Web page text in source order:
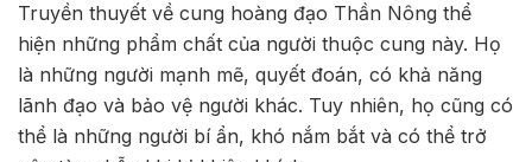
Truyền thuyết về cung hoàng đạo Thần Nông thể
hiện những phẩm chất của người thuộc cung này. Họ
là những người mạnh mẽ, quyết đoán, có khả năng
lãnh đạo và bảo vệ người khác. Tuy nhiên, họ cũng có
thể là những người bí ẩn, khó nắm bắt và có thể trở